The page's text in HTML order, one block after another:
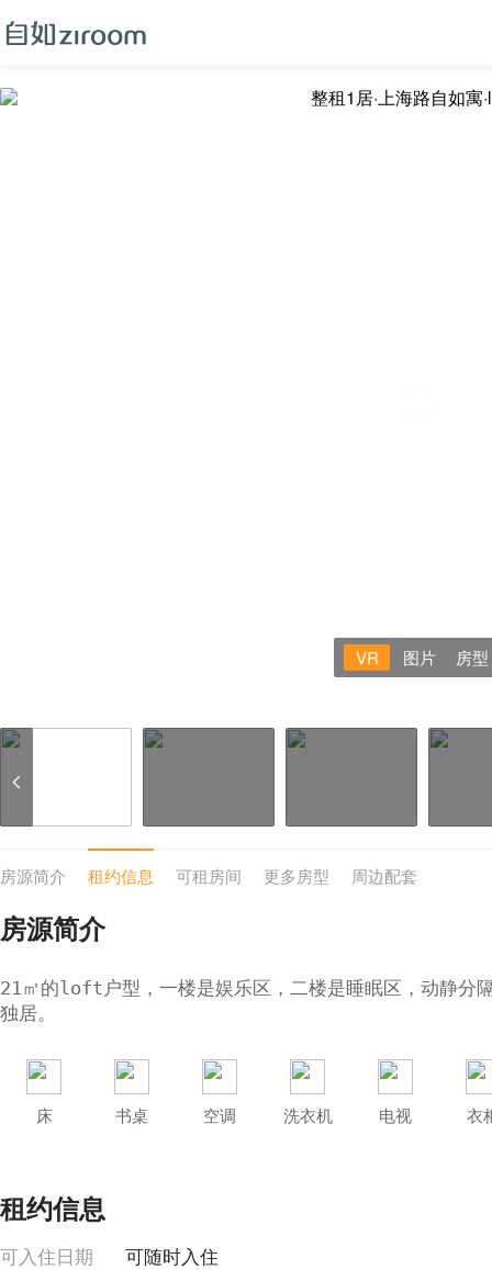
VR 图片 房型
房源简介 租约信息 可租房间 更多房型 周边配套
房源简介
21㎡的loft户型，一楼是娱乐区，二楼是睡眠区，动静分
独居。
床 书桌 空调 洗衣机 电视 衣
热水器
租约信息
可入住日期
可随时入住